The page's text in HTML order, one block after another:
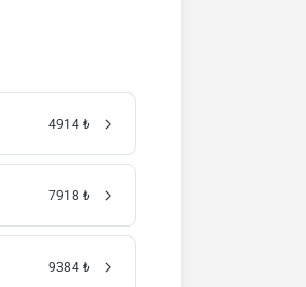
4914 ₺
7918 ₺
9384 ₺